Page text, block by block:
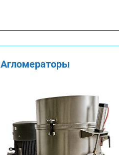
Агломераторы